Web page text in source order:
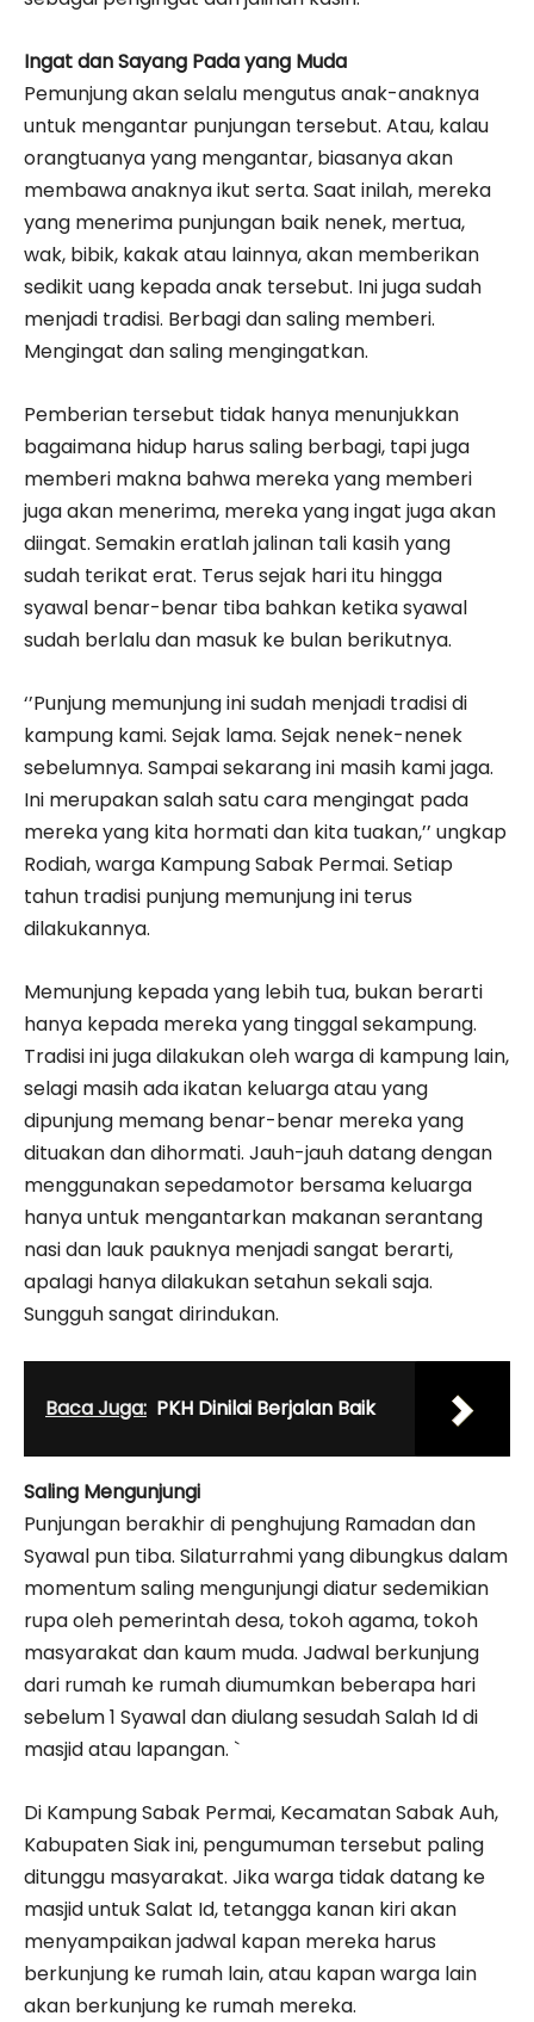
Ingat dan Sayang Pada yang Muda
Pemunjung akan selalu mengutus anak-anaknya
untuk mengantar punjungan tersebut. Atau, kalau
orangtuanya yang mengantar, biasanya akan
membawa anaknya ikut serta. Saat inilah, mereka
yang menerima punjungan baik nenek, mertua,
wak, bibik, kakak atau lainnya, akan memberikan
sedikit uang kepada anak tersebut. Ini juga sudah
menjadi tradisi. Berbagi dan saling memberi.
Mengingat dan saling mengingatkan.
Pemberian tersebut tidak hanya menunjukkan
bagaimana hidup harus saling berbagi, tapi juga
memberi makna bahwa mereka yang memberi
juga akan menerima, mereka yang ingat juga akan
diingat. Semakin eratlah jalinan tali kasih yang
sudah terikat erat. Terus sejak hari itu hingga
syawal benar-benar tiba bahkan ketika syawal
sudah berlalu dan masuk ke bulan berikutnya.
‘’Punjung memunjung ini sudah menjadi tradisi di
kampung kami. Sejak lama. Sejak nenek-nenek
sebelumnya. Sampai sekarang ini masih kami jaga.
Ini merupakan salah satu cara mengingat pada
mereka yang kita hormati dan kita tuakan,’’ ungkap
Rodiah, warga Kampung Sabak Permai. Setiap
tahun tradisi punjung memunjung ini terus
dilakukannya.
Memunjung kepada yang lebih tua, bukan berarti
hanya kepada mereka yang tinggal sekampung.
Tradisi ini juga dilakukan oleh warga di kampung lain,
selagi masih ada ikatan keluarga atau yang
dipunjung memang benar-benar mereka yang
dituakan dan dihormati. Jauh-jauh datang dengan
menggunakan sepedamotor bersama keluarga
hanya untuk mengantarkan makanan serantang
nasi dan lauk pauknya menjadi sangat berarti,
apalagi hanya dilakukan setahun sekali saja.
Sungguh sangat dirindukan.
Baca Juga: PKH Dinilai Berjalan Baik
Saling Mengunjungi
Punjungan berakhir di penghujung Ramadan dan
Syawal pun tiba. Silaturrahmi yang dibungkus dalam
momentum saling mengunjungi diatur sedemikian
rupa oleh pemerintah desa, tokoh agama, tokoh
masyarakat dan kaum muda. Jadwal berkunjung
dari rumah ke rumah diumumkan beberapa hari
sebelum 1 Syawal dan diulang sesudah Salah Id di
masjid atau lapangan. `
Di Kampung Sabak Permai, Kecamatan Sabak Auh,
Kabupaten Siak ini, pengumuman tersebut paling
ditunggu masyarakat. Jika warga tidak datang ke
masjid untuk Salat Id, tetangga kanan kiri akan
menyampaikan jadwal kapan mereka harus
berkunjung ke rumah lain, atau kapan warga lain
akan berkunjung ke rumah mereka.